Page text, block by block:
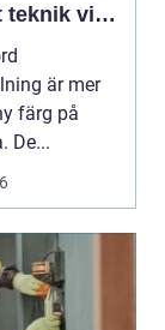
teknik vid
är mer
färg på
De...